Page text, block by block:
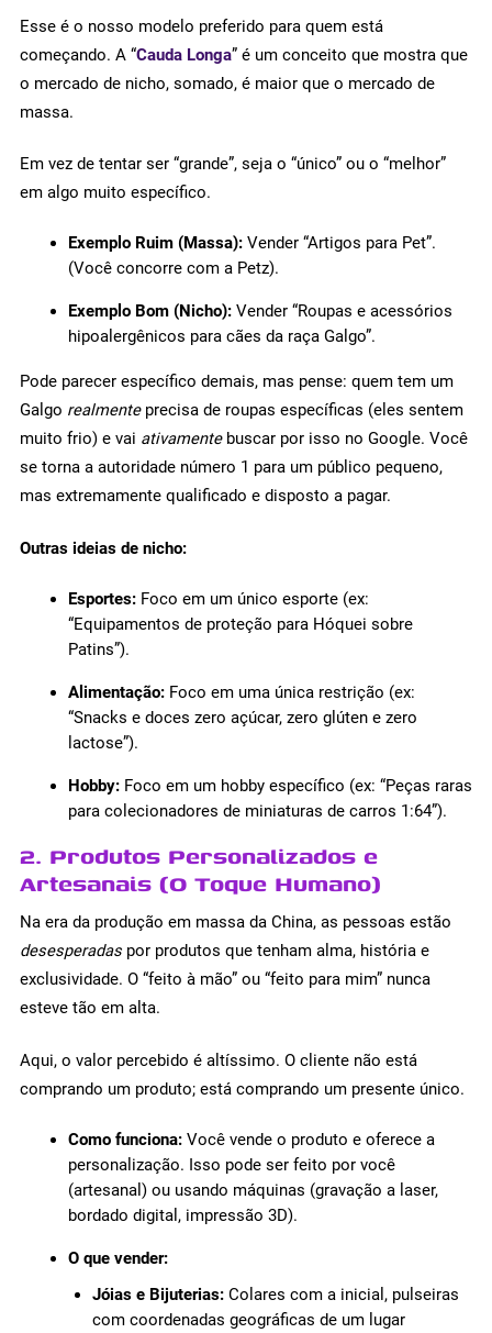
Esse é o nosso modelo preferido para quem está
começando. A “Cauda Longa” é um conceito que mostra que
o mercado de nicho, somado, é maior que o mercado de
massa.
Em vez de tentar ser “grande”, seja o “único” ou o “melhor”
em algo muito específico.
Exemplo Ruim (Massa):Vender “Artigos para Pet”.
(Você concorre com a Petz).
Exemplo Bom (Nicho):Vender “Roupas e acessórios
hipoalergênicos para cães da raça Galgo”.
Pode parecer específico demais, mas pense: quem tem um
Galgo realmenteprecisa de roupas específicas (eles sentem
muito frio) e vai ativamentebuscar por isso no Google. Você
se torna a autoridade número 1 para um público pequeno,
mas extremamente qualificado e disposto a pagar.
Outras ideias de nicho:
Esportes:Foco em um único esporte (ex:
“Equipamentos de proteção para Hóquei sobre
Patins”).
Alimentação:Foco em uma única restrição (ex:
“Snacks e doces zero açúcar, zero glúten e zero
lactose”).
Hobby:Foco em um hobby específico (ex: “Peças raras
para colecionadores de miniaturas de carros 1:64”).
2. Produtos Personalizados e
Artesanais (O Toque Humano)
Na era da produção em massa da China, as pessoas estão
desesperadas por produtos que tenham alma, história e
exclusividade. O “feito à mão” ou “feito para mim” nunca
esteve tão em alta.
Aqui, o valor percebido é altíssimo. O cliente não está
comprando um produto; está comprando um presente único.
Como funciona:Você vende o produto e oferece a
personalização. Isso pode ser feito por você
(artesanal) ou usando máquinas (gravação a laser,
bordado digital, impressão 3D).
O que vender:
Jóias e Bijuterias:Colares com a inicial, pulseiras
com coordenadas geográficas de um lugar